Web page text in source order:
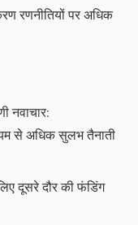
रणनीतियों पर अधिक
नवाचार:
से अधिक सुलभ तैनाती
दूसरे दौर की फंडिंग